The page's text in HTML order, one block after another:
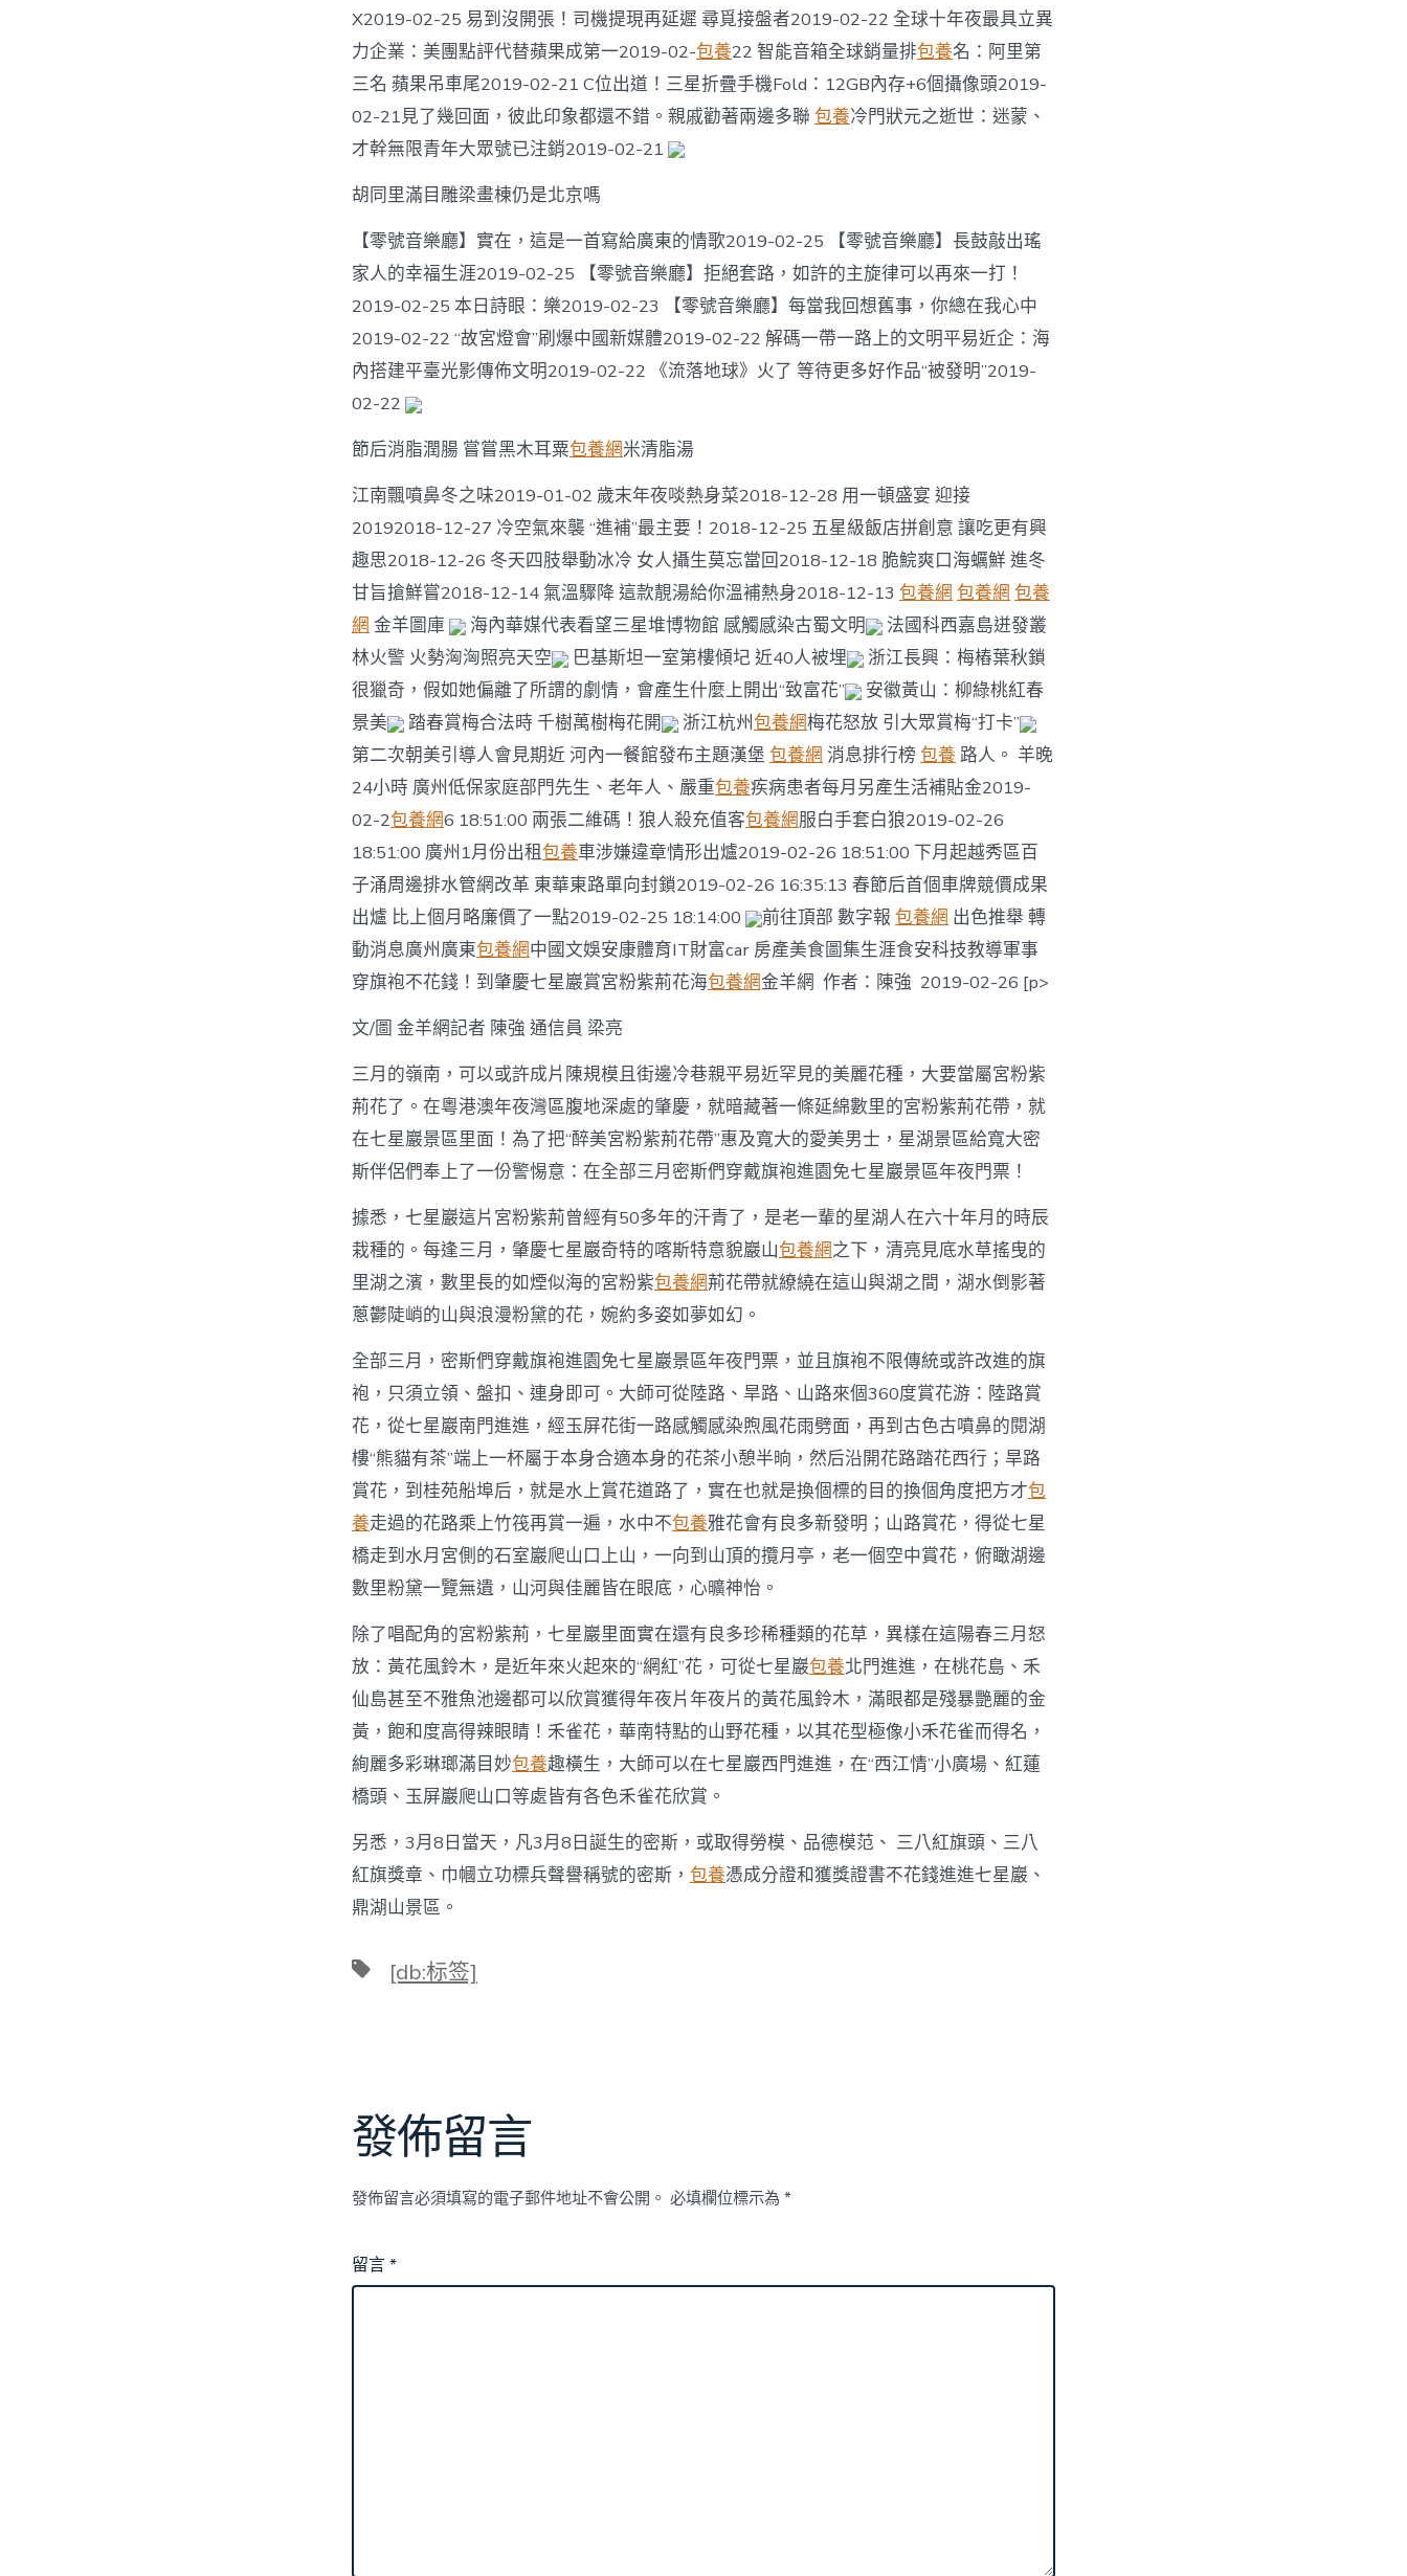
X2019-02-25 易到沒開張！司機提現再延遲 尋覓接盤者2019-02-22 全球十年夜最具立異
力企業：美團點評代替蘋果成第一2019-02-包養22 智能音箱全球銷量排包養名：阿里第
三名 蘋果吊車尾2019-02-21 C位出道！三星折疊手機Fold：12GB內存+6個攝像頭2019-
02-21見了幾回面，彼此印象都還不錯。親戚勸著兩邊多聯 包養冷門狀元之逝世：迷蒙、
才幹無限青年大眾號已注銷2019-02-21
胡同里滿目雕梁畫棟仍是北京嗎
【零號音樂廳】實在，這是一首寫給廣東的情歌2019-02-25 【零號音樂廳】長鼓敲出瑤
家人的幸福生涯2019-02-25 【零號音樂廳】拒絕套路，如許的主旋律可以再來一打！
2019-02-25 本日詩眼：樂2019-02-23 【零號音樂廳】每當我回想舊事，你總在我心中
2019-02-22 “故宮燈會”刷爆中國新媒體2019-02-22 解碼一帶一路上的文明平易近企：海
內搭建平臺光影傳佈文明2019-02-22 《流落地球》火了 等待更多好作品“被發明”2019-
02-22
節后消脂潤腸 嘗嘗黑木耳粟包養網米清脂湯
江南飄噴鼻冬之味2019-01-02 歲末年夜啖熱身菜2018-12-28 用一頓盛宴 迎接
20192018-12-27 冷空氣來襲 “進補”最主要！2018-12-25 五星級飯店拼創意 讓吃更有興
趣思2018-12-26 冬天四肢舉動冰冷 女人攝生莫忘當回2018-12-18 脆鯇爽口海蠣鮮 進冬
甘旨搶鮮嘗2018-12-14 氣溫驟降 這款靚湯給你溫補熱身2018-12-13 包養網 包養網 包養
網 金羊圖庫 海內華媒代表看望三星堆博物館 感觸感染古蜀文明
法國科西嘉島迸發叢
林火警 火勢洶洶照亮天空
巴基斯坦一室第樓傾圮 近40人被埋
浙江長興：梅樁葉秋鎖
很獵奇，假如她偏離了所謂的劇情，會產生什麼上開出“致富花”
安徽黃山：柳綠桃紅春
景美
踏春賞梅合法時 千樹萬樹梅花開 浙江杭州包養網梅花怒放 引大眾賞梅“打卡”
第二次朝美引導人會見期近 河內一餐館發布主題漢堡包養網 消息排行榜 包養 路人。 羊晚
24小時 廣州低保家庭部門先生、老年人、嚴重包養疾病患者每月另產生活補貼金2019-
02-2包養網6 18:51:00 兩張二維碼！狼人殺充值客包養網服白手套白狼2019-02-26
18:51:00 廣州1月份出租包養車涉嫌違章情形出爐2019-02-26 18:51:00 下月起越秀區百
子涌周邊排水管網改革 東華東路單向封鎖2019-02-26 16:35:13 春節后首個車牌競價成果
出爐 比上個月略廉價了一點2019-02-25 18:14:00
前往頂部 數字報 包養網 出色推舉 轉
動消息廣州廣東包養網中國文娛安康體育IT財富car 房產美食圖集生涯食安科技教導軍事
穿旗袍不花錢！到肇慶七星巖賞宮粉紫荊花海包養網金羊網 作者：陳強 2019-02-26 [p>
文/圖 金羊網記者 陳強 通信員 梁亮
三月的嶺南，可以或許成片陳規模且街邊冷巷親平易近罕見的美麗花種，大要當屬宮粉紫
荊花了。在粵港澳年夜灣區腹地深處的肇慶，就暗藏著一條延綿數里的宮粉紫荊花帶，就
在七星巖景區里面！為了把“醉美宮粉紫荊花帶”惠及寬大的愛美男士，星湖景區給寬大密
斯伴侶們奉上了一份警惕意：在全部三月密斯們穿戴旗袍進園免七星巖景區年夜門票！
據悉，七星巖這片宮粉紫荊曾經有50多年的汗青了，是老一輩的星湖人在六十年月的時辰
栽種的。每逢三月，肇慶七星巖奇特的喀斯特意貌巖山包養網之下，清亮見底水草搖曳的
里湖之濱，數里長的如煙似海的宮粉紫包養網荊花帶就繚繞在這山與湖之間，湖水倒影著
蔥鬱陡峭的山與浪漫粉黛的花，婉約多姿如夢如幻。
全部三月，密斯們穿戴旗袍進園免七星巖景區年夜門票，並且旗袍不限傳統或許改進的旗
袍，只須立領、盤扣、連身即可。大師可從陸路、旱路、山路來個360度賞花游：陸路賞
花，從七星巖南門進進，經玉屏花街一路感觸感染煦風花雨劈面，再到古色古噴鼻的閱湖
樓“熊貓有茶”端上一杯屬于本身合適本身的花茶小憩半晌，然后沿開花路踏花西行；旱路
賞花，到桂苑船埠后，就是水上賞花道路了，實在也就是換個標的目的換個角度把方才包
養走過的花路乘上竹筏再賞一遍，水中不包養雅花會有良多新發明；山路賞花，得從七星
橋走到水月宮側的石室巖爬山口上山，一向到山頂的攬月亭，老一個空中賞花，俯瞰湖邊
數里粉黛一覽無遺，山河與佳麗皆在眼底，心曠神怡。
除了唱配角的宮粉紫荊，七星巖里面實在還有良多珍稀種類的花草，異樣在這陽春三月怒
放：黃花風鈴木，是近年來火起來的“網紅”花，可從七星巖包養北門進進，在桃花島、禾
仙島甚至不雅魚池邊都可以欣賞獲得年夜片年夜片的黃花風鈴木，滿眼都是殘暴艷麗的金
黃，飽和度高得辣眼睛！禾雀花，華南特點的山野花種，以其花型極像小禾花雀而得名，
絢麗多彩琳瑯滿目妙包養趣橫生，大師可以在七星巖西門進進，在“西江情”小廣場、紅蓮
橋頭、玉屏巖爬山口等處皆有各色禾雀花欣賞。
另悉，3月8日當天，凡3月8日誕生的密斯，或取得勞模、品德模范、 三八紅旗頭、三八
紅旗獎章、巾幗立功標兵聲譽稱號的密斯， 包養憑成分證和獲獎證書不花錢進進七星巖、
鼎湖山景區。
標 [db:标签]
發佈留言
發佈留言必須填寫的電子郵件地址不會公開。 必填欄位標示為 *
留言*